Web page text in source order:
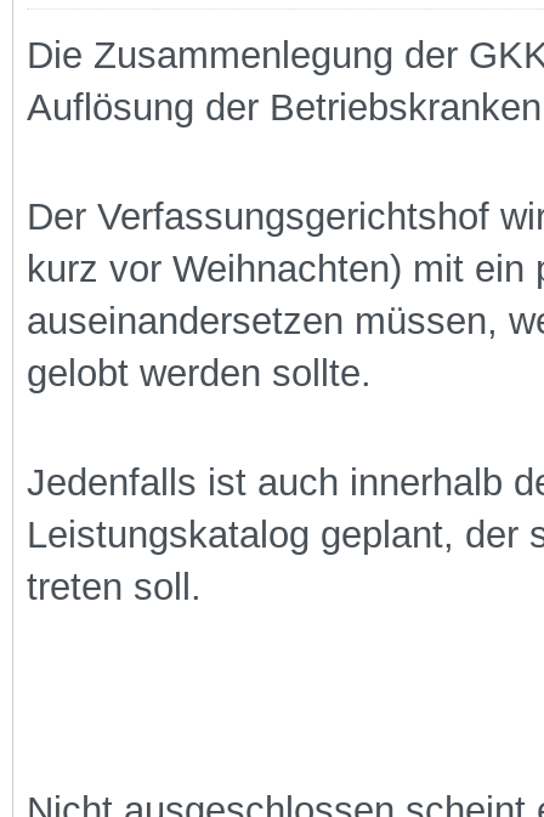
Die Zusammenlegung der
Auflösung der
Der Verfassungsgerichtshof
kurz vor Weihnachten) mit
auseinandersetzen müssen,
gelobt werden sollte.
Jedenfalls ist auch innerhalb
Leistungskatalog geplant,
treten soll.